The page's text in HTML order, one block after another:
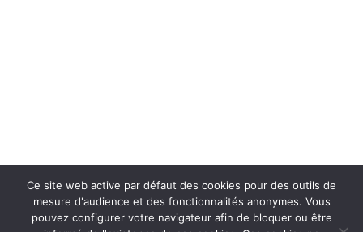
Ce site web active par défaut des cookies pour des outils de
mesure d'audience et des fonctionnalités anonymes. Vous
pouvez configurer votre navigateur afin de bloquer ou être